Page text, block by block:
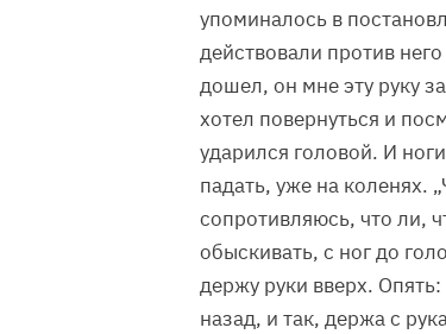
упоминалось в
действовали против
дошел, он мне эту руку
хотел повернуться и
ударился головой. И
падать, уже на коленях.
сопротивляюсь, что ли,
обыскивать, с ног до
держу руки вверх.
назад, и так, держа с